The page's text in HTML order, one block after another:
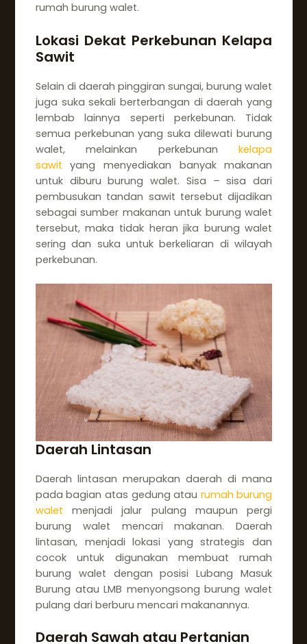
rumah burung walet.
Lokasi Dekat Perkebunan Kelapa
Sawit
Selain di daerah pinggiran sungai, burung walet
juga suka sekali berterbangan di daerah yang
lembab lainnya seperti perkebunan. Tidak
semua perkebunan yang suka dilewati burung
walet, melainkan perkebunankelapa
sawit yang menyediakan banyak makanan
untuk diburu burung walet. Sisa – sisa dari
pembusukan tandan sawit tersebut dijadikan
sebagai sumber makanan untuk burung walet
tersebut, maka tidak heran jika burung walet
sering dan suka untuk berkeliaran di wilayah
perkebunan.
Daerah Lintasan
Daerah lintasan merupakan daerah di mana
pada bagian atas gedung atau rumah burung
walet menjadi jalur pulang maupun pergi
burung walet mencari makanan. Daerah
lintasan, menjadi lokasi yang strategis dan
cocok untuk digunakan membuat rumah
burung walet dengan posisi Lubang Masuk
Burung atau LMB menyongsong burung walet
pulang dari berburu mencari makanannya.
Daerah Sawah atau Pertanian